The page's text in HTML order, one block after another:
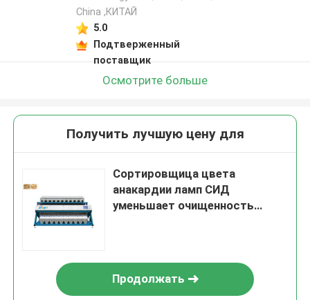
China ,КИТАЙ
5.0
Подтверженный
поставщик
Осмотрите больше
Получить лучшую цену для
Сортировщица цвета
анакардии ламп СИД
уменьшает очищенность
Продолжать